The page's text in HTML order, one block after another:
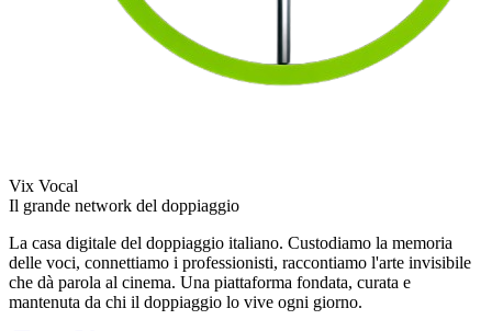
Vix Vocal
Il grande network del doppiaggio
La casa digitale del doppiaggio italiano. Custodiamo la memoria
delle voci, connettiamo i professionisti, raccontiamo l'arte invisibile
che dà parola al cinema. Una piattaforma fondata, curata e
mantenuta da chi il doppiaggio lo vive ogni giorno.